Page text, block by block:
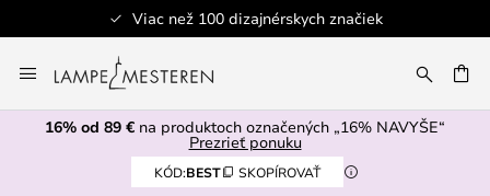
Viac než 100 dizajnérskych značiek
to
Content
16% od 89 € na produktoch označených „16% NAVYŠE“
Prezrieť ponuku
KÓD:BEST SKOPÍROVAŤ